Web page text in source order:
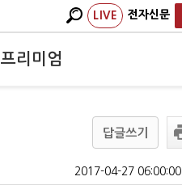
LIVE 전자신문
프리미엄
답글쓰기
2017-04-27 06:00:00